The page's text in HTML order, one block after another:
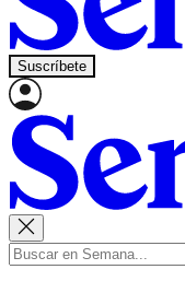
Suscríbete